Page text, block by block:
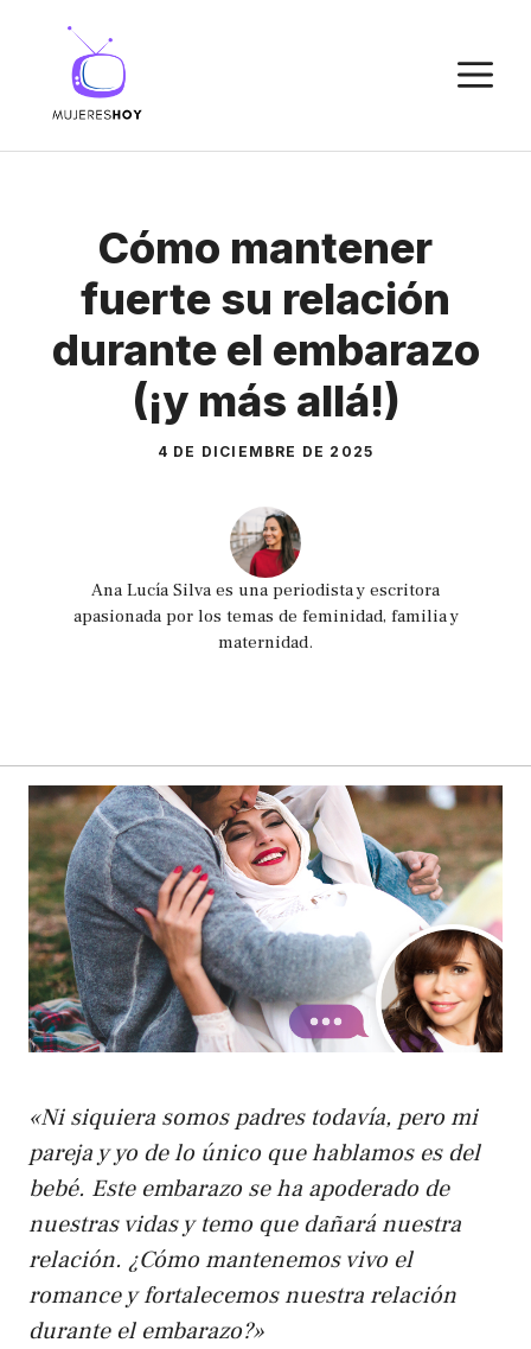
contenido
Cómo mantener
fuerte su relación
durante el embarazo
(¡y más allá!)
4 DE DICIEMBRE DE 2025
Ana Lucía Silva es una periodista y escritora
apasionada por los temas de feminidad, familia y
maternidad.
«Ni siquiera somos padres todavía, pero mi
pareja y yo de lo único que hablamos es del
bebé. Este embarazo se ha apoderado de
nuestras vidas y temo que dañará nuestra
relación. ¿Cómo mantenemos vivo el
romance y fortalecemos nuestra relación
durante el embarazo?»